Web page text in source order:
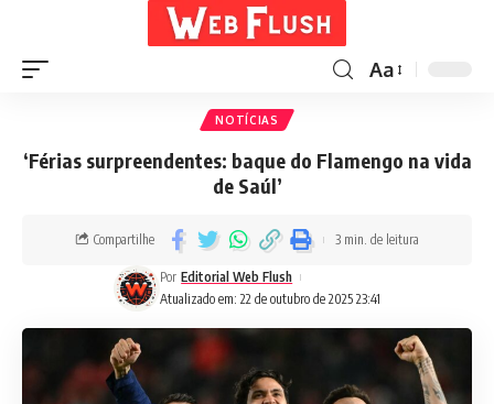
Aa
NOTÍCIAS
‘Férias surpreendentes: baque do Flamengo na vida
de Saúl’
Atualizado em: 22 de outubro de 2025 23:41
Por Editorial Web Flush
Compartilhe 3 min. de leitura